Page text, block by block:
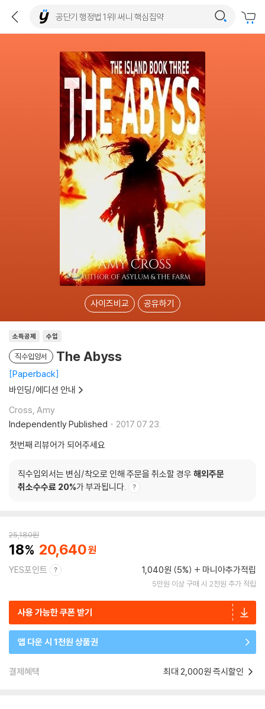
사이즈비교 공유하기
소득공제 수입
직수입양서 The Abyss
Paperback
바인딩/에디션 안내
Cross, Amy
Independently Published
2017.07.23.
첫번째 리뷰어가 되어주세요
직수입외서는 변심/착오로 인해 주문을 취소할 경우 해외주문
취소수수료 20%가 부과됩니다.
25,180원
18 20,640
YES포인트 1,040원 (5%) 마니아추가적립
5만원 이상 구매 시 2천원 추가 적립
사용 가능한 쿠폰 받기
앱 다운 시 1천원 상품권
결제혜택 최대 2,000원 즉시할인